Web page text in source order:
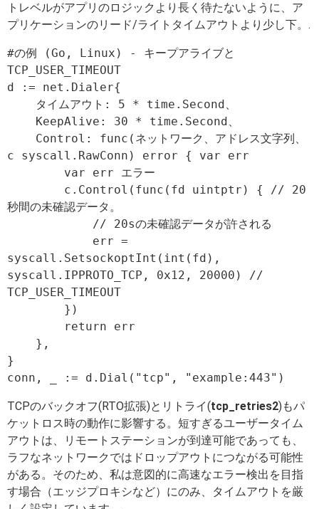
トレベルがアプリのロジックより長く待たないように、ア
プリケーションのリード/ライトタイムアウトより少し下。.
#の例 (Go, Linux) - キープアライブと
TCP_USER_TIMEOUT
d := net.Dialer{
c syscall.RawConn) error { var err
秒間の未確認データ。
syscall.SetsockoptInt(int(fd),
syscall.IPPROTO_TCP, 0x12, 20000) //
TCP_USER_TIMEOUT
}
TCPのバックオフ(RTO拡張)とリトライ(tcp_retries2)もパ
ケットロス時の動作に影響する。短すぎるユーザータイム
アウトは、リモートステーションが到達可能であっても、
ラフなネットワークではドロップアウトにつながる可能性
がある。そのため、私は意図的に高速なエラー検出を目指
す場合（エッジプロキシなど）にのみ、タイムアウトを厳